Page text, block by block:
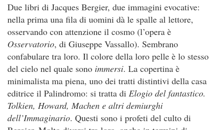
Due libri di Jacques Bergier, due immagini evocative:
nella prima una fila di uomini dà le spalle al lettore,
osservando con attenzione il cosmo (l’opera è
Osservatorio, di Giuseppe Vassallo). Sembrano
confabulare tra loro. Il colore della loro pelle è lo stesso
del cielo nel quale sono immersi. La copertina è
minimalista ma piena, uno dei tratti distintivi della casa
editrice il Palindromo: si tratta di Elogio del fantastico.
Tolkien, Howard, Machen e altri demiurghi
dell’Immaginario. Questi sono i profeti del culto di